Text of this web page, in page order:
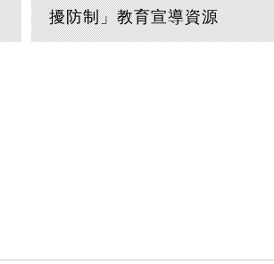
擾防制」教育宣導資源